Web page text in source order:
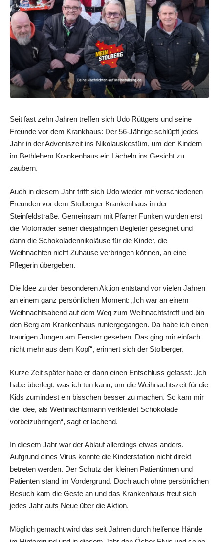
Seit fast zehn Jahren treffen sich Udo Rüttgers und seine
Freunde vor dem Krankhaus: Der 56-Jährige schlüpft jedes
Jahr in der Adventszeit ins Nikolauskostüm, um den Kindern
im Bethlehem Krankenhaus ein Lächeln ins Gesicht zu
zaubern.
Auch in diesem Jahr trifft sich Udo wieder mit verschiedenen
Freunden vor dem Stolberger Krankenhaus in der
Steinfeldstraße. Gemeinsam mit Pfarrer Funken wurden erst
die Motorräder seiner diesjährigen Begleiter gesegnet und
dann die Schokoladennikoläuse für die Kinder, die
Weihnachten nicht Zuhause verbringen können, an eine
Pflegerin übergeben.
Die Idee zu der besonderen Aktion entstand vor vielen Jahren
an einem ganz persönlichen Moment: „Ich war an einem
Weihnachtsabend auf dem Weg zum Weihnachtstreff und bin
den Berg am Krankenhaus runtergegangen. Da habe ich einen
traurigen Jungen am Fenster gesehen. Das ging mir einfach
nicht mehr aus dem Kopf“, erinnert sich der Stolberger.
Kurze Zeit später habe er dann einen Entschluss gefasst: „Ich
habe überlegt, was ich tun kann, um die Weihnachtszeit für die
Kids zumindest ein bisschen besser zu machen. So kam mir
die Idee, als Weihnachtsmann verkleidet Schokolade
vorbeizubringen“, sagt er lachend.
In diesem Jahr war der Ablauf allerdings etwas anders.
Aufgrund eines Virus konnte die Kinderstation nicht direkt
betreten werden. Der Schutz der kleinen Patientinnen und
Patienten stand im Vordergrund. Doch auch ohne persönlichen
Besuch kam die Geste an und das Krankenhaus freut sich
jedes Jahr aufs Neue über die Aktion.
Möglich gemacht wird das seit Jahren durch helfende Hände